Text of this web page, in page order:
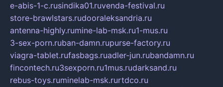
e-abis-1-c.rusindika01.ruvenda-festival.ru
store-brawlstars.rudooraleksandria.ru
antenna-highly.rumine-lab-msk.ru1-mus.ru
3-sex-porn.ruban-damn.rupurse-factory.ru
viagra-tablet.rufasbags.ruadler-jun.rubandamn.ru
fincontech.ru3sexporn.ru1mus.rudarksand.ru
rebus-toys.ruminelab-msk.rurtdco.ru